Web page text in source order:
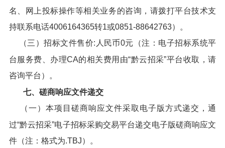
名、网上投标操作等相关业务的咨询，请拨打平台技术支
持联系电话4006164365转1或0851-88642763）。
（三）招标文件售价:人民币0元（注：电子招标系统平
台服务费、办理CA的相关费用由“黔云招采”平台收取，请
咨询平台）。
七、磋商响应文件递交
（一）本项目磋商响应文件采取电子版方式递交，通
过“黔云招采”电子招标采购交易平台递交电子版磋商响应文
件（注：格式为.TBJ）。